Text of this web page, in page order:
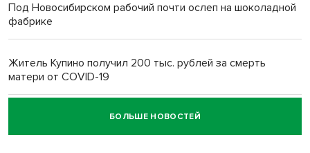
Под Новосибирском рабочий почти ослеп на шоколадной
фабрике
Житель Купино получил 200 тыс. рублей за смерть
матери от COVID-19
Новосибирский суд наказал водителя за смерть
пенсионерки на вокзале
БОЛЬШЕ НОВОСТЕЙ